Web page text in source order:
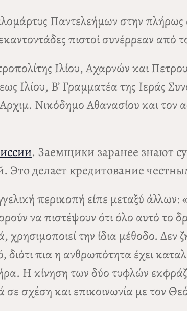
Παντελεήμων στην
πιστοί συνέρρεαν από
Ιλίου, Αχαρνών και
Β’ Γραμματέα της Ιεράς
Νικόδημο Αθανασίου και τον
. Заемщики заранее знают
Это делает кредитование
περικοπή είπε μεταξύ άλλων:
να πιστέψουν ότι όλο αυτό το
την ίδια μέθοδο. Δεν
διότι πια η ανθρωπότητα έχει
Η κίνηση των δύο τυφλών
σχέση και επικοινωνία με τον